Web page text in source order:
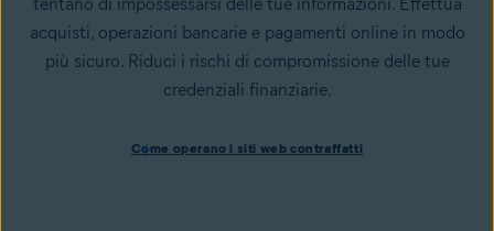
acquisti, operazioni bancarie e pagamenti online in modo
più sicuro. Riduci i rischi di compromissione delle tue
credenziali finanziarie.
I siti web contraffatti sono comunemente utilizzati dai
Come operano i siti web contraffatti